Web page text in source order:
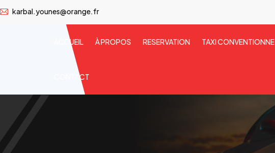
karbal.younes@orange.fr
ACCUEIL À PROPOS RESERVATION TAXI CONVENTIONNE
CONTACT